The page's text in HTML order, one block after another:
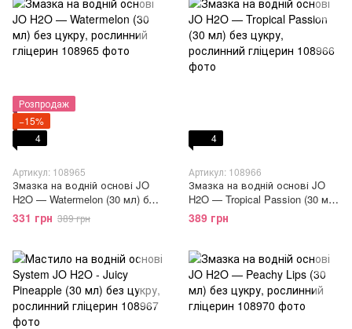
Розпродаж
−15%
4
Артикул: 108965
Змазка на водній основі JO
H2O — Watermelon (30 мл) без
цукру, рослинний гліцерин
331 грн 389 грн
4
Артикул: 108966
Змазка на водній основі JO
H2O — Tropical Passion (30 мл)
без цукру, рослинний гліцерин
389 грн